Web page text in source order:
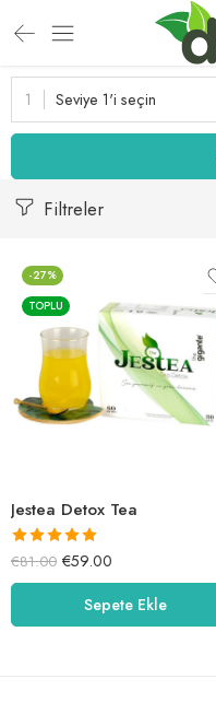
Seviye 1'i seçin
Filtreler
-27%
TOPLU
Jestea Detox Tea
5 üzerinden
5.00oy aldı
€81.00 €59.00
Sepete Ekle